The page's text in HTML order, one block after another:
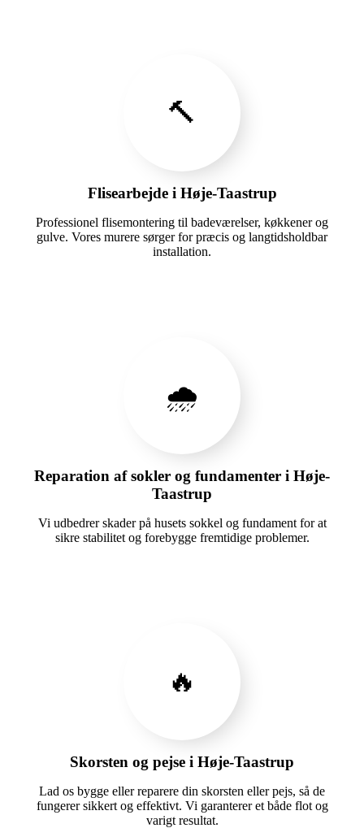
🔨
Flisearbejde i Høje-Taastrup
Professionel flisemontering til badeværelser, køkkener og
gulve. Vores murere sørger for præcis og langtidsholdbar
installation.
🌧️
Reparation af sokler og fundamenter i Høje-
Taastrup
Vi udbedrer skader på husets sokkel og fundament for at
sikre stabilitet og forebygge fremtidige problemer.
🔥
Skorsten og pejse i Høje-Taastrup
Lad os bygge eller reparere din skorsten eller pejs, så de
fungerer sikkert og effektivt. Vi garanterer et både flot og
varigt resultat.